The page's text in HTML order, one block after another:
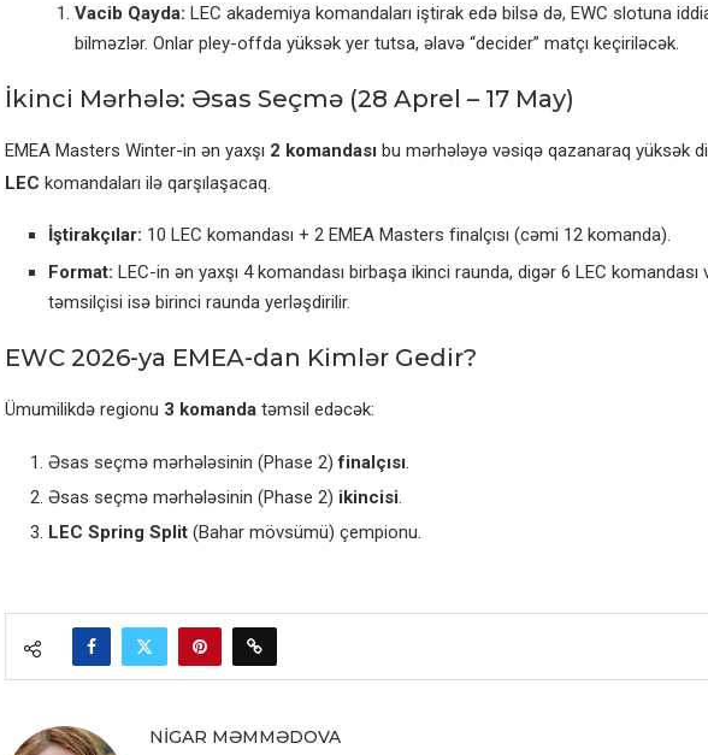
Vacib Qayda: LEC akademiya komandaları iştirak edə bilsə də, EWC slotuna
bilməzlər. Onlar pley-offda yüksək yer tutsa, əlavə “decider” matçı keçiriləcək.
İkinci Mərhələ: Əsas Seçmə (28 Aprel – 17 May)
EMEA Masters Winter-in ən yaxşı 2 komandası bu mərhələyə vəsiqə qazanaraq yüksək
LEC komandaları ilə qarşılaşacaq.
İştirakçılar: 10 LEC komandası + 2 EMEA Masters finalçısı (cəmi 12 komanda).
Format: LEC-in ən yaxşı 4 komandası birbaşa ikinci raunda, digər 6 LEC komandası
təmsilçisi isə birinci raunda yerləşdirilir.
EWC 2026-ya EMEA-dan Kimlər Gedir?
Ümumilikdə regionu 3 komandatəmsil edəcək:
Əsas seçmə mərhələsinin (Phase 2)finalçısı.
Əsas seçmə mərhələsinin (Phase 2) ikincisi.
LEC Spring Split(Bahar mövsümü) çempionu.
NIGAR MƏMMƏDOVA